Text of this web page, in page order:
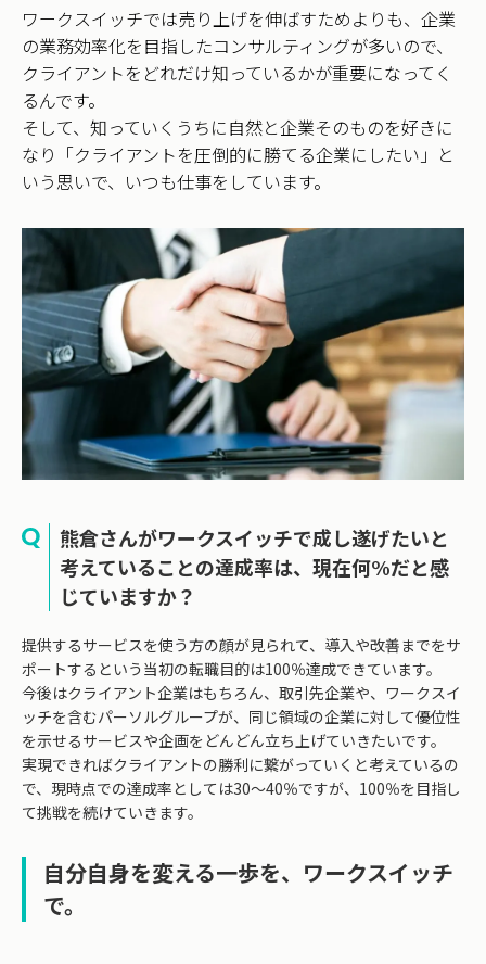
ワークスイッチでは売り上げを伸ばすためよりも、企業
の業務効率化を目指したコンサルティングが多いので、
クライアントをどれだけ知っているかが重要になってく
るんです。
そして、知っていくうちに自然と企業そのものを好きに
なり「クライアントを圧倒的に勝てる企業にしたい」と
いう思いで、いつも仕事をしています。
熊倉さんがワークスイッチで成し遂げたいと
考えていることの達成率は、現在何%だと感
じていますか？
提供するサービスを使う方の顔が見られて、導入や改善までをサ
ポートするという当初の転職目的は100％達成できています。
今後はクライアント企業はもちろん、取引先企業や、ワークスイ
ッチを含むパーソルグループが、同じ領域の企業に対して優位性
を示せるサービスや企画をどんどん立ち上げていきたいです。
実現できればクライアントの勝利に繋がっていくと考えているの
で、現時点での達成率としては30～40％ですが、100％を目指し
て挑戦を続けていきます。
自分自身を変える一歩を、ワークスイッチ
で。